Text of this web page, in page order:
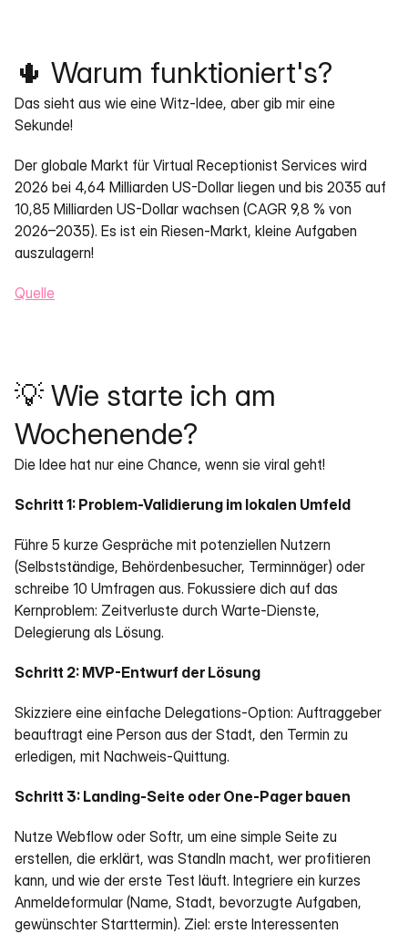
🌵 Warum funktioniert's?
Das sieht aus wie eine Witz-Idee, aber gib mir eine
Sekunde!
Der globale Markt für Virtual Receptionist Services wird
2026 bei 4,64 Milliarden US-Dollar liegen und bis 2035 auf
10,85 Milliarden US-Dollar wachsen (CAGR 9,8 % von
2026–2035). Es ist ein Riesen-Markt, kleine Aufgaben
auszulagern!
Quelle
💡 Wie starte ich am
Wochenende?
Die Idee hat nur eine Chance, wenn sie viral geht!
Schritt 1: Problem-Validierung im lokalen Umfeld
Führe 5 kurze Gespräche mit potenziellen Nutzern
(Selbstständige, Behördenbesucher, Terminnäger) oder
schreibe 10 Umfragen aus. Fokussiere dich auf das
Kernproblem: Zeitverluste durch Warte-Dienste,
Delegierung als Lösung.
Schritt 2: MVP-Entwurf der Lösung
Skizziere eine einfache Delegations-Option: Auftraggeber
beauftragt eine Person aus der Stadt, den Termin zu
erledigen, mit Nachweis-Quittung.
Schritt 3: Landing-Seite oder One-Pager bauen
Nutze Webflow oder Softr, um eine simple Seite zu
erstellen, die erklärt, was StandIn macht, wer profitieren
kann, und wie der erste Test läuft. Integriere ein kurzes
Anmeldeformular (Name, Stadt, bevorzugte Aufgaben,
gewünschter Starttermin). Ziel: erste Interessenten